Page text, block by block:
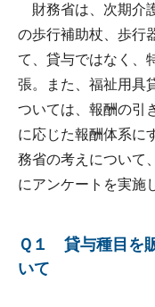
財務省は、次期介
の歩行補助杖、歩行
て、貸与ではなく、
張。また、福祉用具
ついては、報酬の引
に応じた報酬体系に
務省の考えについて
にアンケートを実施
Ｑ１ 貸与種目を
いて